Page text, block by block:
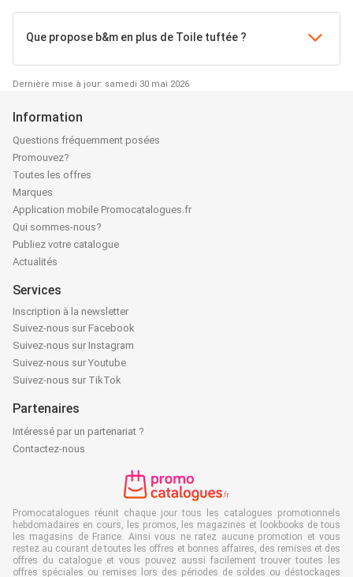
Que propose b&m en plus de Toile tuftée ?
Dernière mise à jour: samedi 30 mai 2026
Information
Questions fréquemment posées
Promouvez?
Toutes les offres
Marques
Application mobile Promocatalogues.fr
Qui sommes-nous?
Publiez votre catalogue
Actualités
Services
Inscription à la newsletter
Suivez-nous sur Facebook
Suivez-nous sur Instagram
Suivez-nous sur Youtube
Suivez-nous sur TikTok
Partenaires
Intéressé par un partenariat ?
Contactez-nous
Promocatalogues réunit chaque jour tous les catalogues promotionnels
hebdomadaires en cours, les promos, les magazines et lookbooks de tous
les magasins de France. Ainsi vous ne ratez aucune promotion et vous
restez au courant de toutes les offres et bonnes affaires, des remises et des
offres du catalogue et vous pouvez aussi facilement trouver toutes les
offres spéciales ou remises lors des périodes de soldes ou déstockages